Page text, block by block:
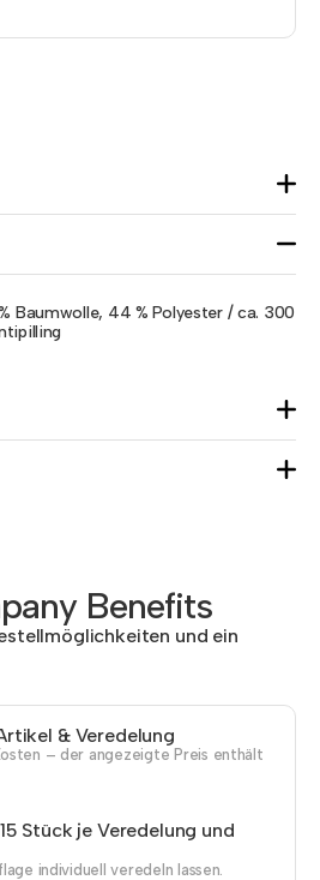
Baumwolle, 44 % Polyester / ca. 300
Benefits
und ein
& Veredelung
– der angezeigte Preis enthält
Stück je Veredelung und
individuell veredeln lassen.